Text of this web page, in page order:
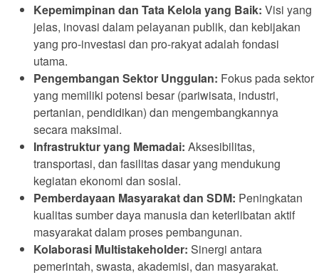
Kepemimpinan dan Tata Kelola yang Baik: Visi yang
jelas, inovasi dalam pelayanan publik, dan kebijakan
yang pro-investasi dan pro-rakyat adalah fondasi
utama.
Pengembangan Sektor Unggulan: Fokus pada sektor
yang memiliki potensi besar (pariwisata, industri,
pertanian, pendidikan) dan mengembangkannya
secara maksimal.
Infrastruktur yang Memadai: Aksesibilitas,
transportasi, dan fasilitas dasar yang mendukung
kegiatan ekonomi dan sosial.
Pemberdayaan Masyarakat dan SDM: Peningkatan
kualitas sumber daya manusia dan keterlibatan aktif
masyarakat dalam proses pembangunan.
Kolaborasi Multistakeholder: Sinergi antara
pemerintah, swasta, akademisi, dan masyarakat.